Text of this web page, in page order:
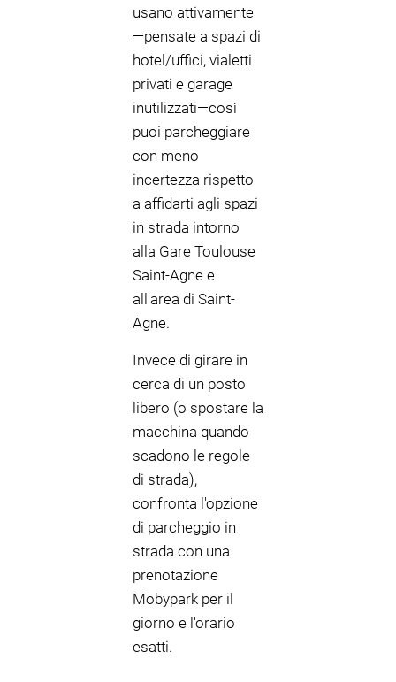
usano attivamente
—pensate a spazi di
hotel/uffici, vialetti
privati e garage
inutilizzati—così
puoi parcheggiare
con meno
incertezza rispetto
a affidarti agli spazi
in strada intorno
alla Gare Toulouse
Saint-Agne e
all'area di Saint-
Agne.
Invece di girare in
cerca di un posto
libero (o spostare la
macchina quando
scadono le regole
di strada),
confronta l'opzione
di parcheggio in
strada con una
prenotazione
Mobypark per il
giorno e l'orario
esatti.